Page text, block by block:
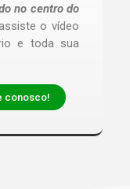
no centro do
o vídeo
e toda sua
conosco!